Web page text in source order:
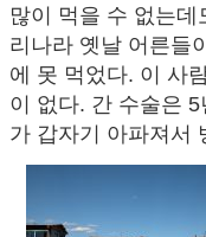
많이 먹을 수 없는
리나라 옛날 어른들
에 못 먹었다. 이 사
이 없다. 간 수술은
가 갑자기 아파져서